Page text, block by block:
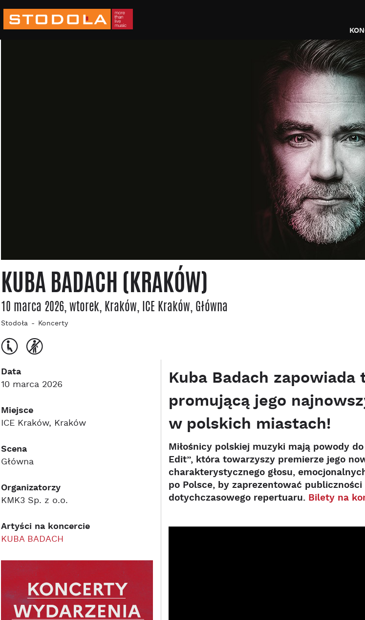
KUBA BADACH (KRAKÓW)
10 marca 2026, wtorek, Kraków, ICE Kraków, Główna
Stodoła Koncerty
Data
10 marca 2026
Miejsce
ICE Kraków, Kraków
Scena
Główna
Organizatorzy
KMK3 Sp. z o.o.
Artyści na koncercie
KUBA BADACH
Kuba Badach
promującą jego
w polskich miastach!
Miłośnicy polskiej muzyki mają powody
Edit”, która towarzyszy premierze jego
charakterystycznego głosu,
po Polsce, by zaprezentować
dotychczasowego repertuaru. Bilety na